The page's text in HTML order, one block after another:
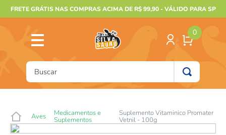
FRETE GRÁTIS NAS COMPRAS ACIMA DE R$ 99,90 - VÁLIDO PARA SP
0
Buscar
Aves Medicamentos e
Suplementos
Suplemento Vitaminico Promater
Vetnil - 100g
furão
2º
animais